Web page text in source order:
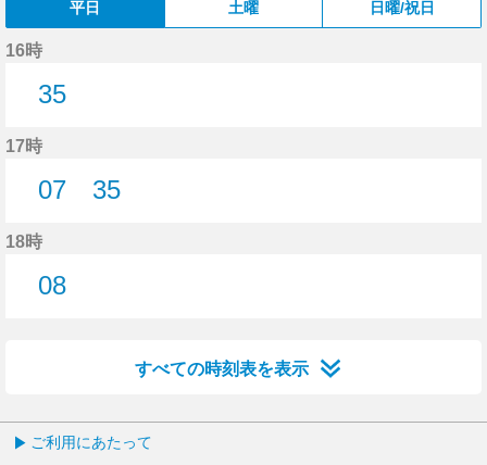
平日 土曜 日曜/祝日
16時
35
17時
07
35
18時
08
すべての時刻表を表示
ご利用にあたって